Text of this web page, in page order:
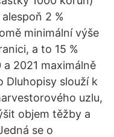
2 %
minimální výše
a to 15 %
2021 maximálně
Dluhopisy slouží k
uzlu,
objem těžby a
se o